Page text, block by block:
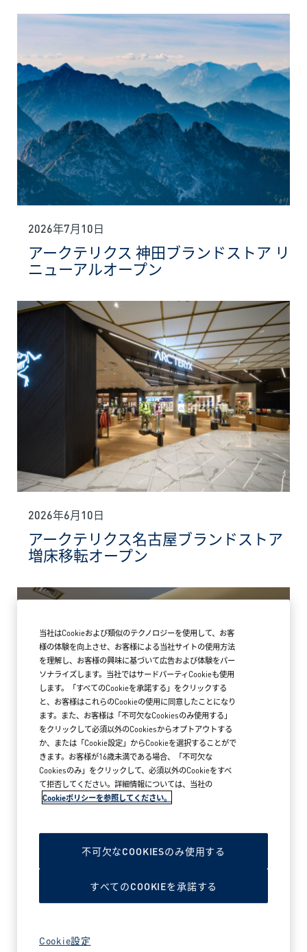
2026年7月10日
アークテリクス 神田ブランドストア リ
ニューアルオープン
2026年6月10日
アークテリクス名古屋ブランドストア
増床移転オープン
2026年5月18日
ブランドストア オープン
当社はCookieおよび類似のテクノロジーを使用して、お客
様の体験を向上させ、お客様による当社サイトの使用方法
を理解し、お客様の興味に基づいて広告および体験をパー
ソナライズします。当社ではサードパーティCookieも使用
します。「すべてのCookieを承諾する」をクリックする
と、お客様はこれらのCookieの使用に同意したことになり
ます。また、お客様は「不可欠なCookiesのみ使用する」
をクリックして必須以外のCookiesからオプトアウトする
か、または「Cookie設定」からCookieを選択することがで
きます。お客様が16歳未満である場合、「不可欠な
Cookiesのみ」をクリックして、必須以外のCookieをすべ
て拒否してください。詳細情報については、当社の
Cookieポリシーを参照してください。
Cookie設定
不可欠なCOOKIESのみ使用する
すべてのCOOKIEを承諾する